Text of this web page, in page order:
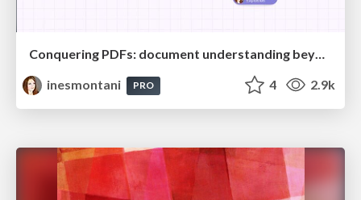
Conquering PDFs: document understanding beyond plain text
inesmontani
PRO 4 2.9k